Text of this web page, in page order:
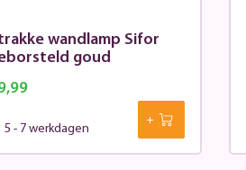
wandlamp Sifor
goud
5 - 7 werkdagen